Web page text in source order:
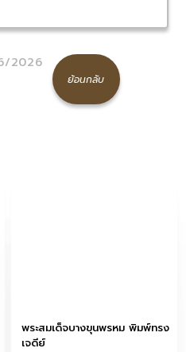
2026
ย้อนกลับ
พระสมเด็จบางขุนพรหม พิมพ์ทรง
เจดีย์